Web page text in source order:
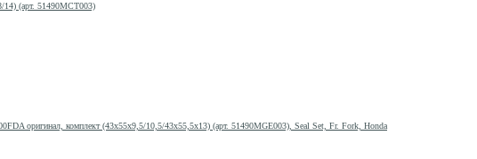
14) (арт. 51490MCT003)
оригинал, комплект (43x55x9,5/10,5/43x55,5x13) (арт. 51490MGE003), Seal Set, Fr. Fork, Honda